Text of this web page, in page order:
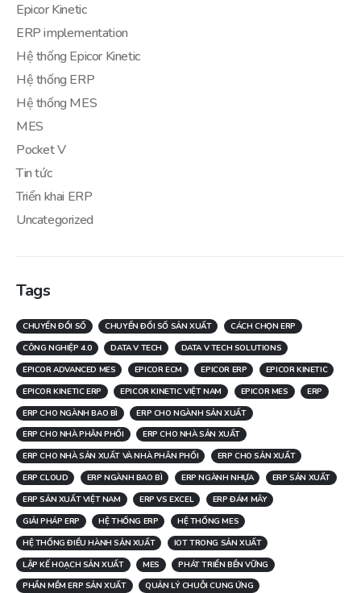
Epicor Kinetic
ERP implementation
Hệ thống Epicor Kinetic
Hệ thống ERP
Hệ thống MES
MES
Pocket V
Tin tức
Triển khai ERP
Uncategorized
Tags
CHUYỂN ĐỔI SỐ CHUYỂN ĐỔI SỐ SẢN XUẤT
CÁCH CHỌN ERP
CÔNG NGHIỆP 4.0
DATA V TECH
DATA V TECH SOLUTIONS
EPICOR ADVANCED MES
EPICOR ECM EPICOR ERP
EPICOR KINETIC
EPICOR KINETIC ERP
EPICOR KINETIC VIỆT NAM EPICOR MES
ERP
ERP CHO NGÀNH BAO BÌ
ERP CHO NGÀNH SẢN XUẤT
ERP CHO NHÀ PHÂN PHỐI
ERP CHO NHÀ SẢN XUẤT
ERP CHO NHÀ SẢN XUẤT VÀ NHÀ PHÂN PHỐI
ERP CHO SẢN XUẤT
ERP CLOUD
ERP NGÀNH BAO BÌ ERP NGÀNH NHỰA
ERP SẢN XUẤT
ERP SẢN XUẤT VIỆT NAM
ERP VS EXCEL
ERP ĐÁM MÂY
GIẢI PHÁP ERP
HỆ THỐNG ERP
HỆ THỐNG MES
HỆ THỐNG ĐIỀU HÀNH SẢN XUẤT
IOT TRONG SẢN XUẤT
LẬP KẾ HOẠCH SẢN XUẤT
MES
PHÁT TRIỂN BỀN VỮNG
PHẦN MỀM ERP SẢN XUẤT
QUẢN LÝ CHUỖI CUNG ỨNG